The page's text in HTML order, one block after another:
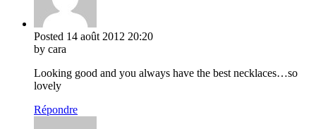
Posted 14 août 2012 20:20
by cara
Looking good and you always have the best necklaces…so
lovely
Répondre